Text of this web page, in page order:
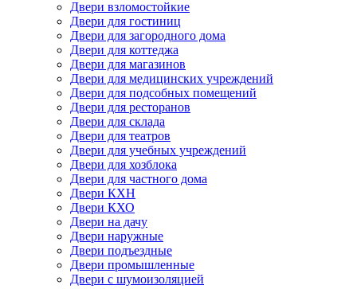
Двери взломостойкие
Двери для гостиниц
Двери для загородного дома
Двери для коттеджа
Двери для магазинов
Двери для медицинских учреждений
Двери для подсобных помещений
Двери для ресторанов
Двери для склада
Двери для театров
Двери для учебных учреждений
Двери для хозблока
Двери для частного дома
Двери КХН
Двери КХО
Двери на дачу
Двери наружные
Двери подъездные
Двери промышленные
Двери с шумоизоляцией